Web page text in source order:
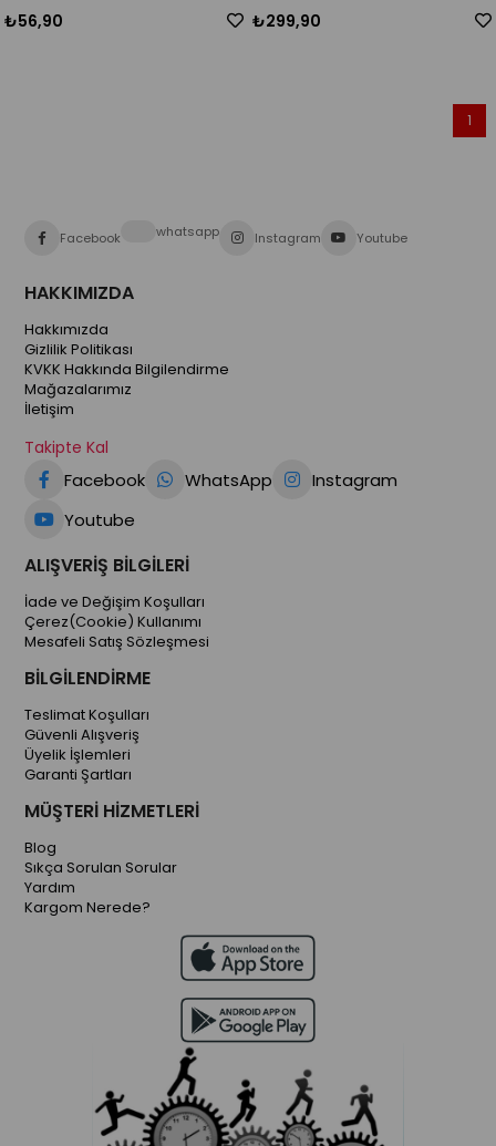
₺56,90 ₺299,90
1
Facebook whatsapp Instagram Youtube
HAKKIMIZDA
Hakkımızda
Gizlilik Politikası
KVKK Hakkında Bilgilendirme
Mağazalarımız
İletişim
Takipte Kal
Facebook WhatsApp
Instagram
Youtube
ALIŞVERİŞ BİLGİLERİ
İade ve Değişim Koşulları
Çerez(Cookie) Kullanımı
Mesafeli Satış Sözleşmesi
BİLGİLENDİRME
Teslimat Koşulları
Güvenli Alışveriş
Üyelik İşlemleri
Garanti Şartları
MÜŞTERİ HİZMETLERİ
Blog
Sıkça Sorulan Sorular
Yardım
Kargom Nerede?